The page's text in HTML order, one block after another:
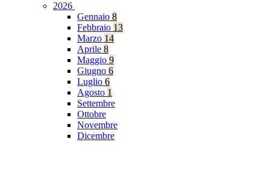
2026
Gennaio 8
Febbraio 13
Marzo 14
Aprile 8
Maggio 9
Giugno 6
Luglio 6
Agosto 1
Settembre
Ottobre
Novembre
Dicembre